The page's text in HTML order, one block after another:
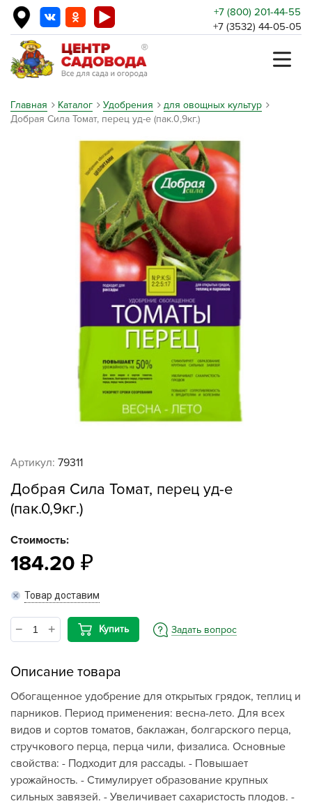
+7 (800) 201-44-55
+7 (3532) 44-05-05
Главная Каталог Удобрения
для овощных культур
Добрая Сила Томат, перец уд-е (пак.0,9кг.)
Артикул: 79311
Добрая Сила Томат, перец уд-е
(пак.0,9кг.)
Стоимость:
184.20
Товар доставим
Купить Задать вопрос
Описание товара
Обогащенное удобрение для открытых грядок, теплиц и
парников. Период применения: весна-лето. Для всех
видов и сортов томатов, баклажан, болгарского перца,
стручкового перца, перца чили, физалиса. Основные
свойства: - Подходит для рассады. - Повышает
урожайность. - Стимулирует образование крупных
сильных завязей. - Увеличивает сахаристость плодов. -